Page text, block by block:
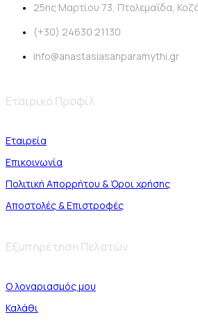
25ης Μαρτίου 73, Πτολεμαΐδα,
(+30) 24630 21130
info@anastasiasanparamythi.gr
Εταιρικό Προφίλ
Εταιρεία
Επικοινωνία
Πολιτική Απορρήτου & Όροι χρήσης
Αποστολές & Επιστροφές
Εξυπηρέτηση Πελατών
Ο λογαριασμός μου
Καλάθι